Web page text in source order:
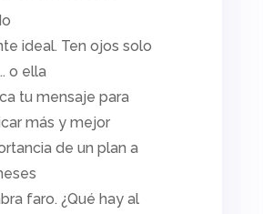
ideal. Ten ojos solo
o ella
tu mensaje para
más y mejor
de un plan a
faro. ¿Qué hay al